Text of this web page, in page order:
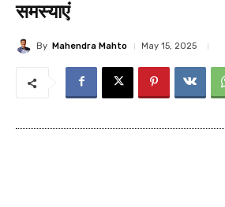
समस्याएं
By Mahendra Mahto May 15, 2025